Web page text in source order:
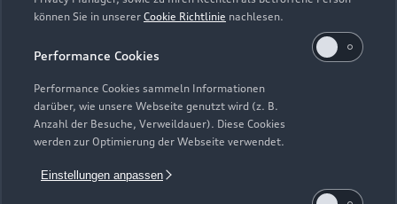
können Sie in unserer Cookie Richtlinie nachlesen.
Performance Cookies
Performance Cookies sammeln Informationen
darüber, wie unsere Webseite genutzt wird (z. B.
Anzahl der Besuche, Verweildauer). Diese Cookies
werden zur Optimierung der Webseite verwendet.
Einstellungen anpassen
Elektromodelle
Plug-in-Hybride
Neuwagensuche
Gebrauchtwagensuche
Service & Zubehör
Saisonale Angebote
Audi Services
Support
Über Audi